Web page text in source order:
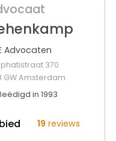
Advocaten
370
GW Amsterdam
in 1993
19 reviews